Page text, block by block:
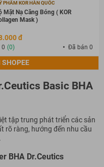
PHẨM KOR HÀN QUỐC
Mặt Nạ Căng Bóng ( KOR
Mask )
đ
0 (0) Đã bán 0
SHOPEE
Basic BHA
tập trung phát triển các sản
rõ ràng, hướng đến nhu cầu
BHA Dr.Ceutics